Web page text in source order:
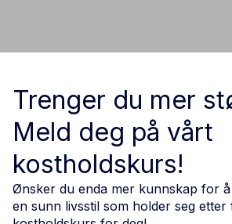
Trenger du mer
Meld deg på vårt
kostholdskurs!
Ønsker du enda mer kunnskap for
en sunn livsstil som holder seg